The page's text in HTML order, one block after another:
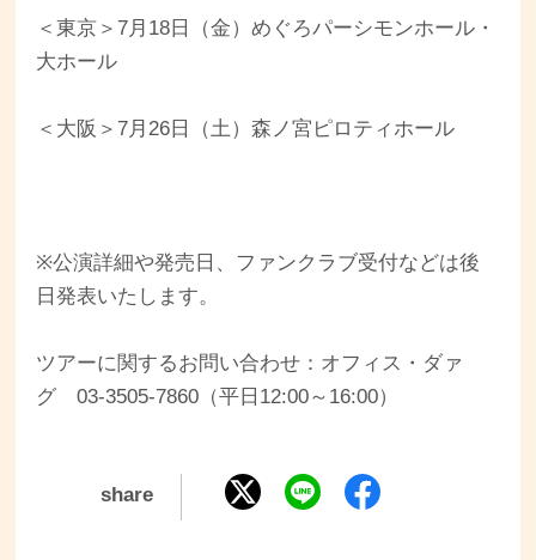
＜東京＞7月18日（金）めぐろパーシモンホール・
大ホール
＜大阪＞7月26日（土）森ノ宮ピロティホール
※公演詳細や発売日、ファンクラブ受付などは後
日発表いたします。
ツアーに関するお問い合わせ：オフィス・ダァ
グ 03-3505-7860（平日12:00～16:00）
share